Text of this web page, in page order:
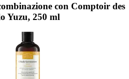
con Comptoir des
Yuzu, 250 ml